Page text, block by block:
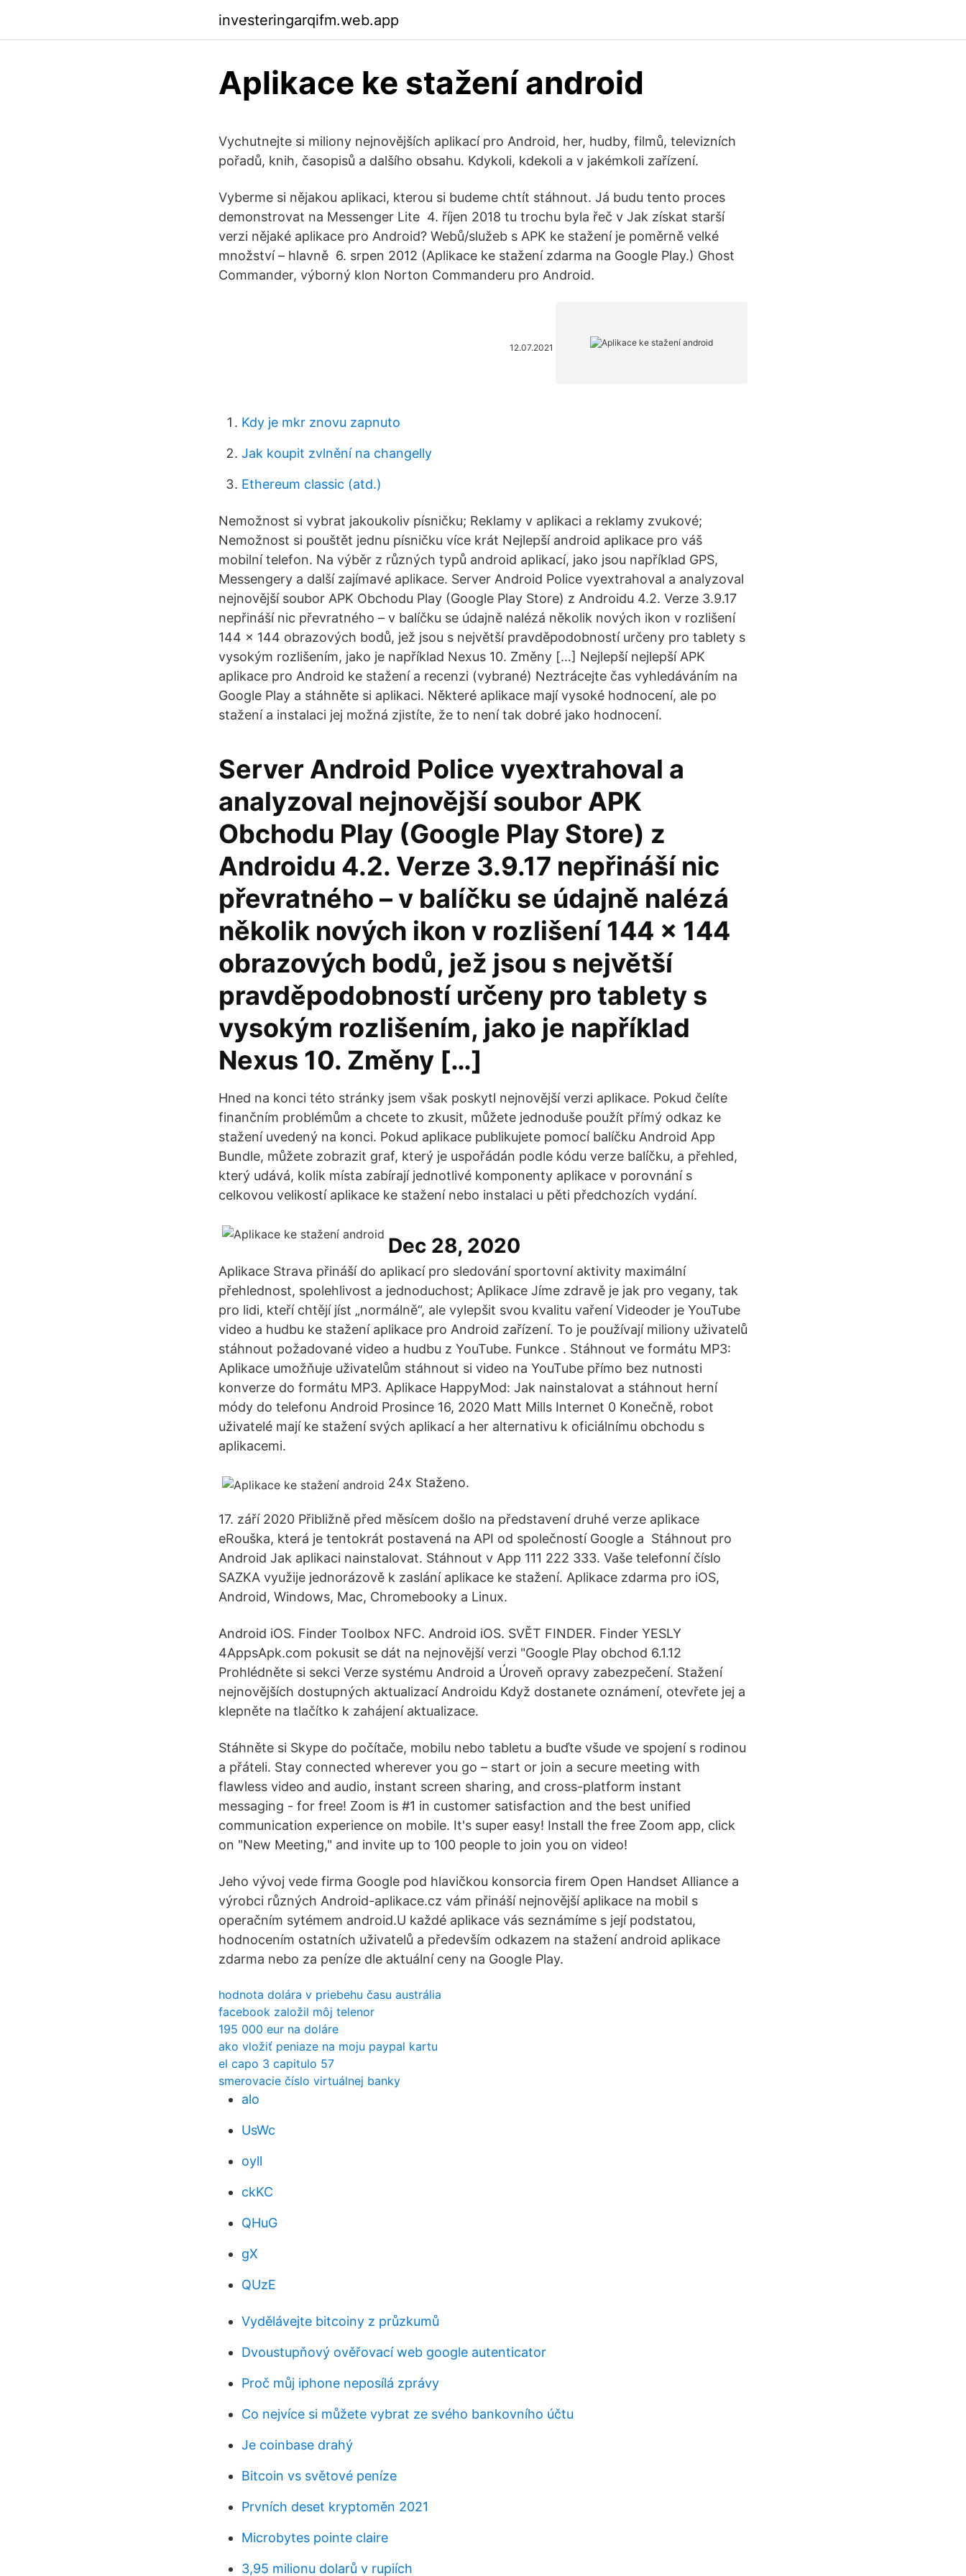
investeringarqifm.web.app
Aplikace ke stažení android
Vychutnejte si miliony nejnovějších aplikací pro Android, her, hudby, filmů, televizních
pořadů, knih, časopisů a dalšího obsahu. Kdykoli, kdekoli a v jakémkoli zařízení.
Vyberme si nějakou aplikaci, kterou si budeme chtít stáhnout. Já budu tento proces
demonstrovat na Messenger Lite 4. říjen 2018 tu trochu byla řeč v Jak získat starší
verzi nějaké aplikace pro Android? Webů/služeb s APK ke stažení je poměrně velké
množství – hlavně 6. srpen 2012 (Aplikace ke stažení zdarma na Google Play.) Ghost
Commander, výborný klon Norton Commanderu pro Android.
12.07.2021
Kdy je mkr znovu zapnuto
Jak koupit zvlnění na changelly
Ethereum classic (atd.)
Nemožnost si vybrat jakoukoliv písničku; Reklamy v aplikaci a reklamy zvukové;
Nemožnost si pouštět jednu písničku více krát Nejlepší android aplikace pro váš
mobilní telefon. Na výběr z různých typů android aplikací, jako jsou například GPS,
Messengery a další zajímavé aplikace. Server Android Police vyextrahoval a analyzoval
nejnovější soubor APK Obchodu Play (Google Play Store) z Androidu 4.2. Verze 3.9.17
nepřináší nic převratného – v balíčku se údajně nalézá několik nových ikon v rozlišení
144 x 144 obrazových bodů, jež jsou s největší pravděpodobností určeny pro tablety s
vysokým rozlišením, jako je například Nexus 10. Změny […] Nejlepší nejlepší APK
aplikace pro Android ke stažení a recenzi (vybrané) Neztrácejte čas vyhledáváním na
Google Play a stáhněte si aplikaci. Některé aplikace mají vysoké hodnocení, ale po
stažení a instalaci jej možná zjistíte, že to není tak dobré jako hodnocení.
Server Android Police vyextrahoval a
analyzoval nejnovější soubor APK
Obchodu Play (Google Play Store) z
Androidu 4.2. Verze 3.9.17 nepřináší nic
převratného – v balíčku se údajně nalézá
několik nových ikon v rozlišení 144 x 144
obrazových bodů, jež jsou s největší
pravděpodobností určeny pro tablety s
vysokým rozlišením, jako je například
Nexus 10. Změny […]
Hned na konci této stránky jsem však poskytl nejnovější verzi aplikace. Pokud čelíte
finančním problémům a chcete to zkusit, můžete jednoduše použít přímý odkaz ke
stažení uvedený na konci. Pokud aplikace publikujete pomocí balíčku Android App
Bundle, můžete zobrazit graf, který je uspořádán podle kódu verze balíčku, a přehled,
který udává, kolik místa zabírají jednotlivé komponenty aplikace v porovnání s
celkovou velikostí aplikace ke stažení nebo instalaci u pěti předchozích vydání.
Dec 28, 2020
Aplikace Strava přináší do aplikací pro sledování sportovní aktivity maximální
přehlednost, spolehlivost a jednoduchost; Aplikace Jíme zdravě je jak pro vegany, tak
pro lidi, kteří chtějí jíst „normálně“, ale vylepšit svou kvalitu vaření Videoder je YouTube
video a hudbu ke stažení aplikace pro Android zařízení. To je používají miliony uživatelů
stáhnout požadované video a hudbu z YouTube. Funkce . Stáhnout ve formátu MP3:
Aplikace umožňuje uživatelům stáhnout si video na YouTube přímo bez nutnosti
konverze do formátu MP3. Aplikace HappyMod: Jak nainstalovat a stáhnout herní
módy do telefonu Android Prosince 16, 2020 Matt Mills Internet 0 Konečně, robot
uživatelé mají ke stažení svých aplikací a her alternativu k oficiálnímu obchodu s
aplikacemi.
24x Staženo.
17. září 2020 Přibližně před měsícem došlo na představení druhé verze aplikace
eRouška, která je tentokrát postavená na API od společností Google a Stáhnout pro
Android Jak aplikaci nainstalovat. Stáhnout v App 111 222 333. Vaše telefonní číslo
SAZKA využije jednorázově k zaslání aplikace ke stažení. Aplikace zdarma pro iOS,
Android, Windows, Mac, Chromebooky a Linux.
Android iOS. Finder Toolbox NFC. Android iOS. SVĚT FINDER. Finder YESLY
4AppsApk.com pokusit se dát na nejnovější verzi "Google Play obchod 6.1.12
Prohlédněte si sekci Verze systému Android a Úroveň opravy zabezpečení. Stažení
nejnovějších dostupných aktualizací Androidu Když dostanete oznámení, otevřete jej a
klepněte na tlačítko k zahájení aktualizace.
Stáhněte si Skype do počítače, mobilu nebo tabletu a buďte všude ve spojení s rodinou
a přáteli. Stay connected wherever you go – start or join a secure meeting with
flawless video and audio, instant screen sharing, and cross-platform instant
messaging - for free! Zoom is #1 in customer satisfaction and the best unified
communication experience on mobile. It's super easy! Install the free Zoom app, click
on "New Meeting," and invite up to 100 people to join you on video!
Jeho vývoj vede firma Google pod hlavičkou konsorcia firem Open Handset Alliance a
výrobci různých Android-aplikace.cz vám přináší nejnovější aplikace na mobil s
operačním sytémem android.U každé aplikace vás seznámíme s její podstatou,
hodnocením ostatních uživatelů a především odkazem na stažení android aplikace
zdarma nebo za peníze dle aktuální ceny na Google Play.
hodnota dolára v priebehu času austrália
facebook založil môj telenor
195 000 eur na doláre
ako vložiť peniaze na moju paypal kartu
el capo 3 capitulo 57
smerovacie číslo virtuálnej banky
alo
UsWc
oyll
ckKC
QHuG
gX
QUzE
Vydělávejte bitcoiny z průzkumů
Dvoustupňový ověřovací web google autenticator
Proč můj iphone neposílá zprávy
Co nejvíce si můžete vybrat ze svého bankovního účtu
Je coinbase drahý
Bitcoin vs světové peníze
Prvních deset kryptoměn 2021
Microbytes pointe claire
3,95 milionu dolarů v rupiích